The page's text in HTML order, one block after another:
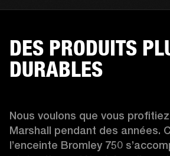
DES PRODUITS
DURABLES
Nous voulons que vous
Marshall pendant des années.
l’enceinte Bromley 750